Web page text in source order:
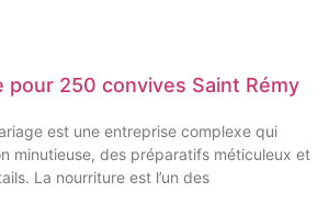
pour 250 convives Saint Rémy
est une entreprise complexe qui
minutieuse, des préparatifs méticuleux et
La nourriture est l’un des